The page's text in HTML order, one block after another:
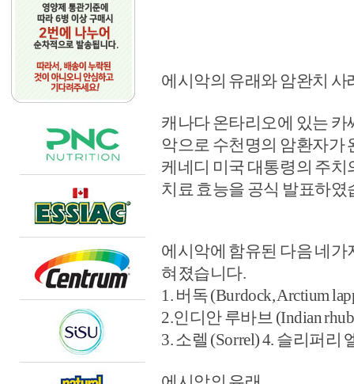
에시악의 유래와 암완치
캐나다 온타리오에 있는 카
악으로 수천명의 암환자가
케네디 미국 대통령의 주
치료 효능을 공식 발표하였
에시악에 함유된 다음 네가
혀졌습니다.
1. 버독 (Burdock, Arctium
2.인디안 루바브 (Indian
3. 소렐 (Sorrel) 4. 슬리퍼리